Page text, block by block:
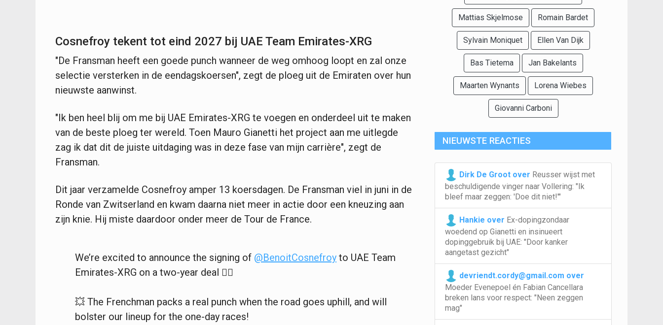
Cosnefroy tekent tot eind 2027 bij UAE Team Emirates-XRG
"De Fransman heeft een goede punch wanneer de weg omhoog loopt en zal onze
selectie versterken in de eendagskoersen", zegt de ploeg uit de Emiraten over hun
nieuwste aanwinst.
"Ik ben heel blij om me bij UAE Emirates-XRG te voegen en onderdeel uit te maken
van de beste ploeg ter wereld. Toen Mauro Gianetti het project aan me uitlegde
zag ik dat dit de juiste uitdaging was in deze fase van mijn carrière", zegt de
Fransman.
Dit jaar verzamelde Cosnefroy amper 13 koersdagen. De Fransman viel in juni in de
Ronde van Zwitserland en kwam daarna niet meer in actie door een kneuzing aan
zijn knie. Hij miste daardoor onder meer de Tour de France.
We’re excited to announce the signing of @BenoitCosnefroy to UAE Team
Emirates-XRG on a two-year deal ✍🏼
💥 The Frenchman packs a real punch when the road goes uphill, and will
bolster our lineup for the one-day races!
Mattias Skjelmose Romain Bardet
Sylvain Moniquet Ellen Van Dijk
Bas Tietema Jan Bakelants
Maarten Wynants Lorena Wiebes
Giovanni Carboni
NIEUWSTE REACTIES
Dirk De Groot over Reusser wijst met
beschuldigende vinger naar Vollering: "Ik
bleef maar zeggen: 'Doe dit niet!'"
Hankie over Ex-dopingzondaar
woedend op Gianetti en insinueert
dopinggebruik bij UAE: "Door kanker
aangetast gezicht"
devriendt.cordy@gmail.com over
Moeder Evenepoel én Fabian Cancellara
breken lans voor respect: "Neen zeggen
mag"